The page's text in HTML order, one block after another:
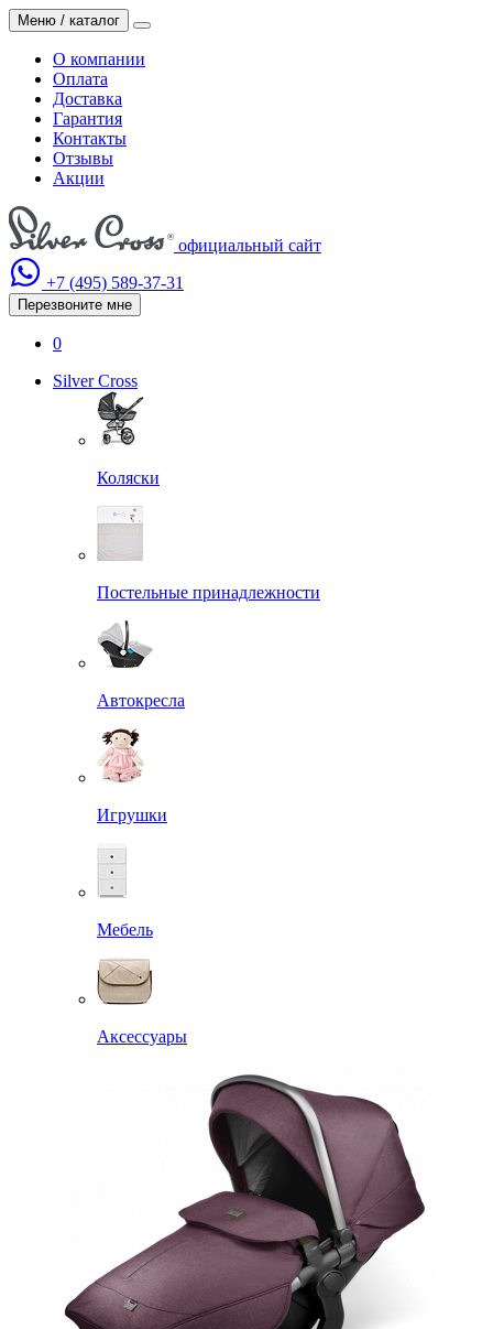
Меню / каталог
О компании
Оплата
Доставка
Гарантия
Контакты
Отзывы
Акции
официальный сайт
+7 (495) 589-37-31
Перезвоните мне
0
Silver Cross
Коляски
Постельные принадлежности
Автокресла
Игрушки
Мебель
Аксессуары